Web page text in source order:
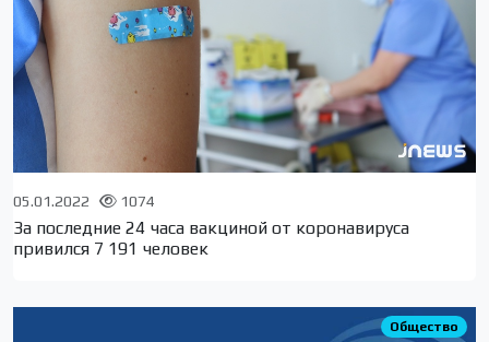
05.01.2022 1074
За последние 24 часа вакциной от коронавируса
привился 7 191 человек
Общество